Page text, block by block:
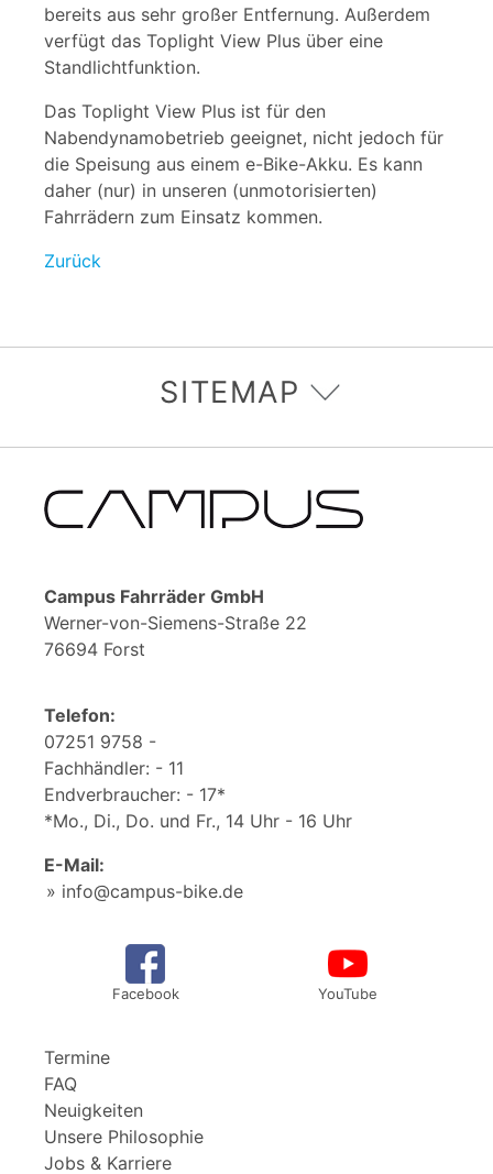
bereits aus sehr großer Entfernung. Außerdem
verfügt das Toplight View Plus über eine
Standlichtfunktion.
Das Toplight View Plus ist für den
Nabendynamobetrieb geeignet, nicht jedoch für
die Speisung aus einem e-Bike-Akku. Es kann
daher (nur) in unseren (unmotorisierten)
Fahrrädern zum Einsatz kommen.
Zurück
SITEMAP
Campus Fahrräder GmbH
Werner-von-Siemens-Straße 22
76694 Forst
Telefon:
07251 9758 -
Fachhändler: - 11
Endverbraucher: - 17*
*Mo., Di., Do. und Fr., 14 Uhr - 16 Uhr
E-Mail:
info@campus-bike.de
Facebook YouTube
Termine
FAQ
Neuigkeiten
Unsere Philosophie
Jobs & Karriere